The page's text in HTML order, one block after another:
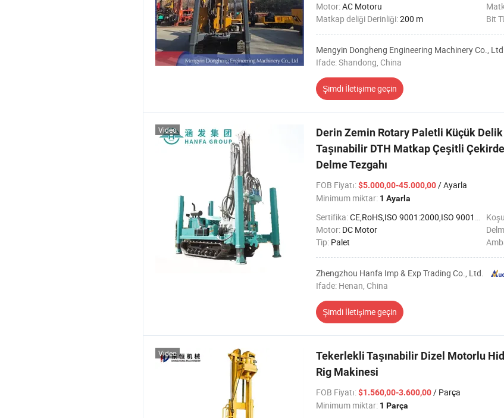
Motor:AC Motoru
Matkap deliği Derinliği:200 m Bit
Mengyin Dongheng Engineering Machinery Co., Ltd
Ifade: Shandong, China
Şimdi İletişime geçin
Derin Zemin Rotary Paletli Küçük
Taşınabilir DTH Matkap Çeşitli
Delme Tezgahı
FOB Fiyatı:$5.000,00-45.000,00/ Ayarla
Minimum miktar: 1 Ayarla
Sertifika:CE,RoHS,ISO 9001:2000,ISO 9001:2008
Motor: DC Motor
Tip: Palet
Zhengzhou Hanfa Imp & Exp Trading Co., Ltd.
Ifade: Henan, China
Şimdi İletişime geçin
Video
Tekerlekli Taşınabilir Dizel Motorlu
Rig Makinesi
FOB Fiyatı:$1.560,00-3.600,00/ Parça
Minimum miktar: 1 Parça
Video